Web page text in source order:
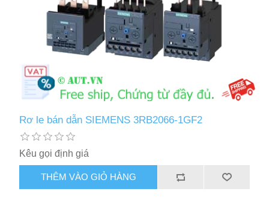
Rơ le bán dẫn SIEMENS 3RB2066-1GF2
Kêu gọi định giá
THÊM VÀO GIỎ HÀNG